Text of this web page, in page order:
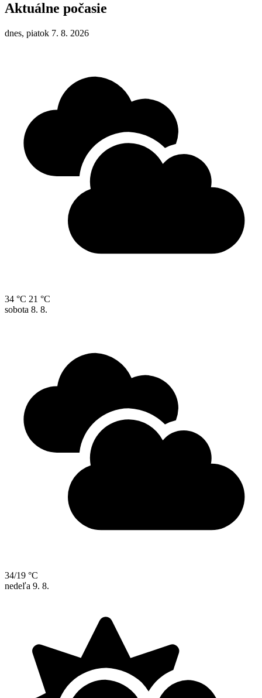
Aktuálne počasie
dnes, piatok 7. 8. 2026
34 °C 21 °C
sobota 8. 8.
34/19 °C
nedeľa 9. 8.